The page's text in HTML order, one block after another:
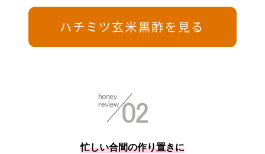
忙しい合間の作り置きに